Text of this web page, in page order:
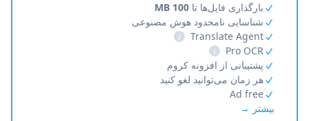
بارگذاری فایل‌ها تا 100 MB
شناسایی نامحدود هوش مصنوعی
Translate Agent
i
Pro OCR
i
پشتیبانی از افزونه کروم
هر زمان می‌توانید لغو کنید
Ad free
بیشتر →